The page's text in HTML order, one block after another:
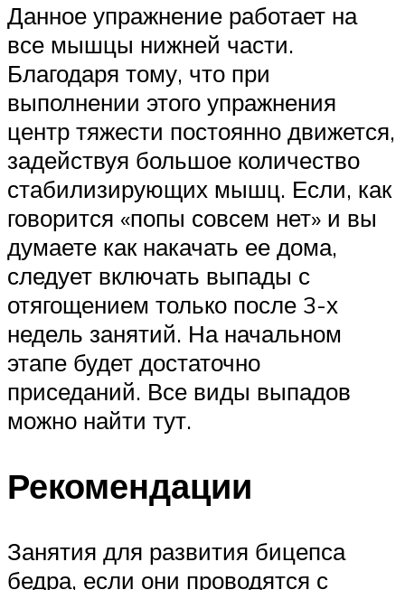
Данное упражнение работает на
все мышцы нижней части.
Благодаря тому, что при
выполнении этого упражнения
центр тяжести постоянно движется,
задействуя большое количество
стабилизирующих мышц. Если, как
говорится «попы совсем нет» и вы
думаете как накачать ее дома,
следует включать выпады с
отягощением только после 3-х
недель занятий. На начальном
этапе будет достаточно
приседаний. Все виды выпадов
можно найти тут.
Рекомендации
Занятия для развития бицепса
бедра, если они проводятся с